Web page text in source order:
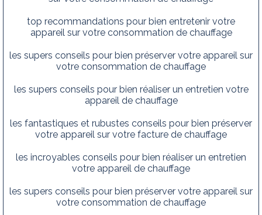
top recommandations pour bien entretenir votre
appareil sur votre consommation de chauffage
les supers conseils pour bien préserver votre appareil sur
votre consommation de chauffage
les supers conseils pour bien réaliser un entretien votre
appareil de chauffage
les fantastiques et rubustes conseils pour bien préserver
votre appareil sur votre facture de chauffage
les incroyables conseils pour bien réaliser un entretien
votre appareil de chauffage
les supers conseils pour bien préserver votre appareil sur
votre consommation de chauffage